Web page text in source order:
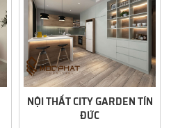
NỘI THẤT CITY GARDEN TÍN
ĐỨC